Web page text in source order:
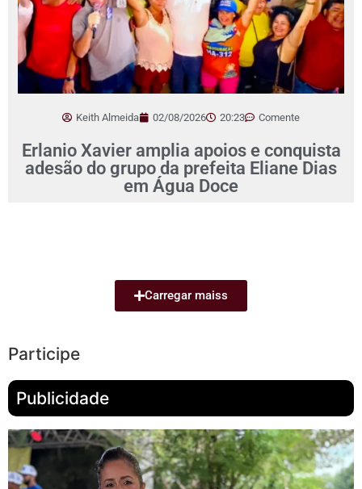
Keith Almeida 02/08/2026 20:23 Comente
Erlanio Xavier amplia apoios e conquista
adesão do grupo da prefeita Eliane Dias
em Água Doce
Carregar maiss
Participe
Publicidade